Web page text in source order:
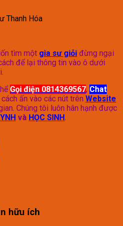
Thanh Hóa
tìm một gia sư giỏi đừng ngại
để lại thông tin vào ô dưới
Gọi điện 0814369567, Chat
ấn vào các nút trên Website
Chúng tôi luôn hân hạnh được
và HỌC SINH .
hữu ích